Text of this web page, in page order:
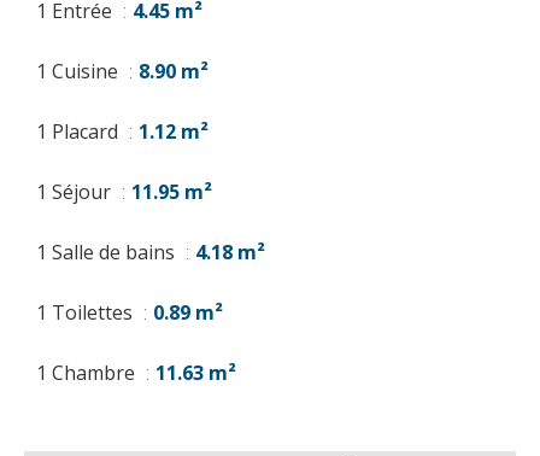
1 Entrée 4.45 m²
1 Cuisine 8.90 m²
1 Placard 1.12 m²
1 Séjour 11.95 m²
1 Salle de bains 4.18 m²
1 Toilettes 0.89 m²
1 Chambre 11.63 m²